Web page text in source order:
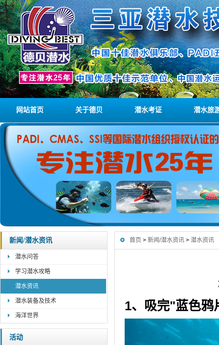
网站首页 关于德贝 潜水考证 潜水旅
新闻/潜水资讯
潜水问答
学习潜水攻略
潜水资讯
潜水装备及技术
海洋世界
活动
首页 > 新闻/潜水资讯 > 潜水资讯
1、吸完"蓝色鸦